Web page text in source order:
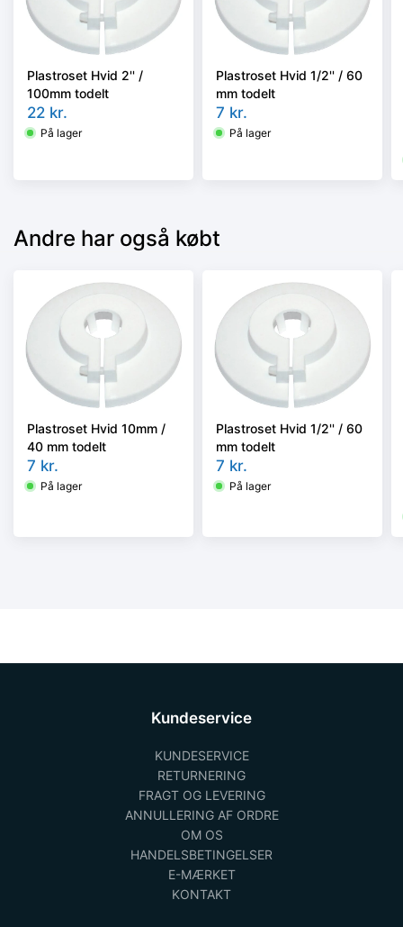
Plastroset Hvid 2'' /
100mm todelt
22 kr.
På lager
Plastroset Hvid 1/2'' / 60
mm todelt
7 kr.
På lager
Andre har også købt
Plastroset Hvid 10mm /
40 mm todelt
7 kr.
På lager
Plastroset Hvid 1/2'' / 60
mm todelt
7 kr.
På lager
Kundeservice
KUNDESERVICE
RETURNERING
FRAGT OG LEVERING
ANNULLERING AF ORDRE
OM OS
HANDELSBETINGELSER
E-MÆRKET
KONTAKT